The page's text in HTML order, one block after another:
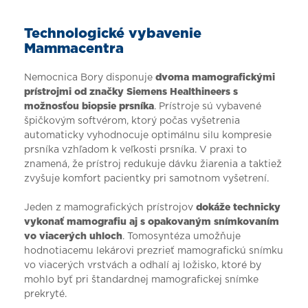
Technologické vybavenie
Mammacentra
Nemocnica Bory disponuje dvoma mamografickými
prístrojmi od značky Siemens Healthineers s
možnosťou biopsie prsníka. Prístroje sú vybavené
špičkovým softvérom, ktorý počas vyšetrenia
automaticky vyhodnocuje optimálnu silu kompresie
prsníka vzhľadom k veľkosti prsníka. V praxi to
znamená, že prístroj redukuje dávku žiarenia a taktiež
zvyšuje komfort pacientky pri samotnom vyšetrení.
Jeden z mamografických prístrojov dokáže technicky
vykonať mamografiu aj s opakovaným snímkovaním
vo viacerých uhloch. Tomosyntéza umožňuje
hodnotiacemu lekárovi prezrieť mamografickú snímku
vo viacerých vrstvách a odhalí aj ložisko, ktoré by
mohlo byť pri štandardnej mamografickej snímke
prekryté.